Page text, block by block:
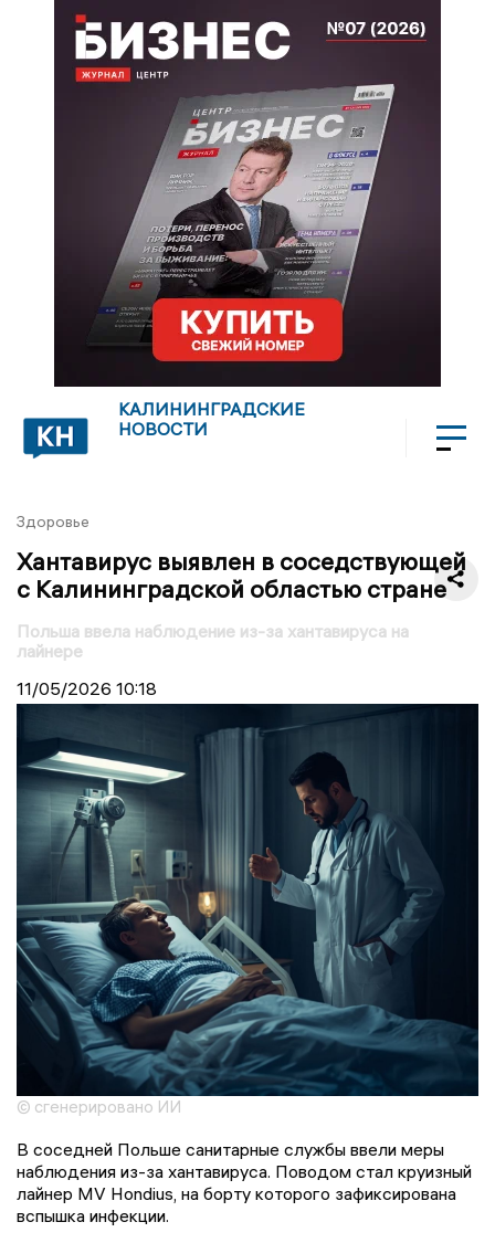
КАЛИНИНГРАДСКИЕ
НОВОСТИ
Здоровье
Хантавирус выявлен в соседствующей
с Калининградской областью стране
Польша ввела наблюдение из-за хантавируса на
лайнере
11/05/2026 10:18
© сгенерировано ИИ
В соседней Польше санитарные службы ввели меры
наблюдения из-за хантавируса. Поводом стал круизный
лайнер MV Hondius, на борту которого зафиксирована
вспышка инфекции.